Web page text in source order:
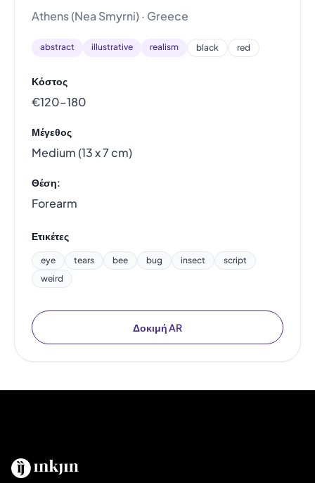
Athens (Nea Smyrni) · Greece
abstract illustrative realism black red
Κόστος
€120–180
Μέγεθος
Medium (13 x 7 cm)
Θέση:
Forearm
Ετικέτες
eye tears bee bug insect
script
weird
Δοκιμή AR